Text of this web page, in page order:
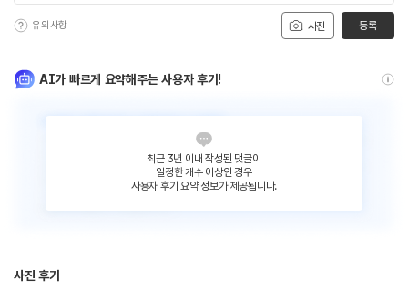
사진
유의사항 등록
AI가 빠르게 요약해주는 사용자 후기!
최근 3년 이내 작성된 댓글이
일정한 개수 이상인 경우
사용자 후기 요약 정보가 제공됩니다.
사진 후기